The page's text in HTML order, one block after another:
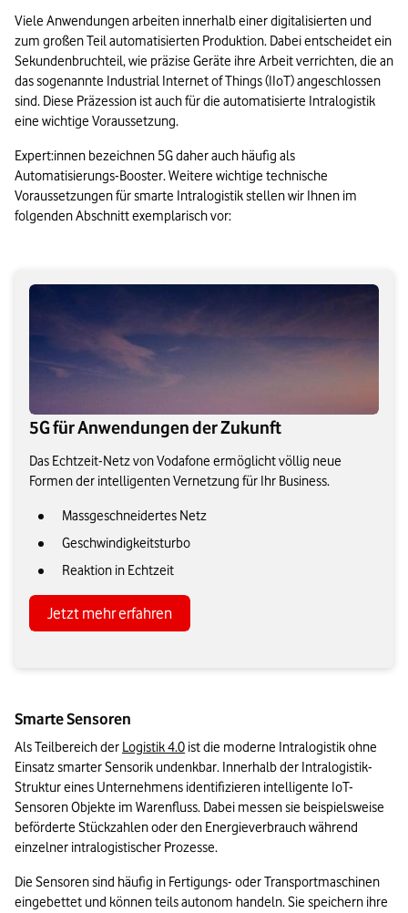
Viele Anwendungen arbeiten innerhalb einer digitalisierten und
zum großen Teil automatisierten Produktion. Dabei entscheidet ein
Sekundenbruchteil, wie präzise Geräte ihre Arbeit verrichten, die an
das sogenannte Industrial Internet of Things (IIoT) angeschlossen
sind. Diese Präzession ist auch für die automatisierte Intralogistik
eine wichtige Voraussetzung.
Expert:innen bezeichnen 5G daher auch häufig als
Automatisierungs-Booster. Weitere wichtige technische
Voraussetzungen für smarte Intralogistik stellen wir Ihnen im
folgenden Abschnitt exemplarisch vor:
5G für Anwendungen der Zukunft
Das Echtzeit-Netz von Vodafone ermöglicht völlig neue
Formen der intelligenten Vernetzung für Ihr Business.
Massgeschneidertes Netz
Geschwindigkeitsturbo
Reaktion in Echtzeit
Jetzt mehr erfahren
Smarte Sensoren
Als Teilbereich der Logistik 4.0 ist die moderne Intralogistik ohne
Einsatz smarter Sensorik undenkbar. Innerhalb der Intralogistik-
Struktur eines Unternehmens identifizieren intelligente IoT-
Sensoren Objekte im Warenfluss. Dabei messen sie beispielsweise
beförderte Stückzahlen oder den Energieverbrauch während
einzelner intralogistischer Prozesse.
Die Sensoren sind häufig in Fertigungs- oder Transportmaschinen
eingebettet und können teils autonom handeln. Sie speichern ihre